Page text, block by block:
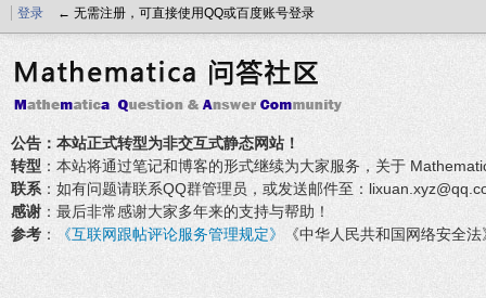
登录 ← 无需注册，可直接使用QQ或百度账号登录
公告：本站正式转型为非交互式静态网站！
转型 ：本站将通过笔记和博客的形式继续为大家服务，关于
联系 ：如有问题请联系QQ群管理员，或发送邮件至：
感谢 ：最后非常感谢大家多年来的支持与帮助！
参考 ： 《互联网跟帖评论服务管理规定》 《中华人民共和国网络安全